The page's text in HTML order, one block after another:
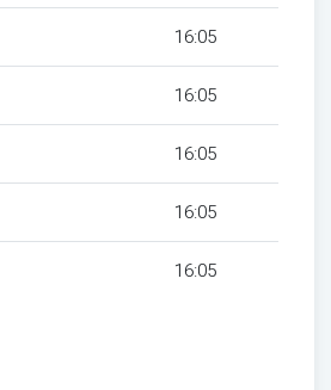
16:05
16:05
16:05
16:05
16:05